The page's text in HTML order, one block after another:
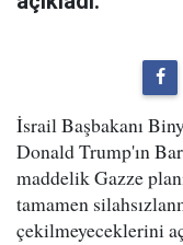
İsrail Başbakanı
Donald Trump'ın
maddelik Gazze
tamamen
çekilmeyeceklerini